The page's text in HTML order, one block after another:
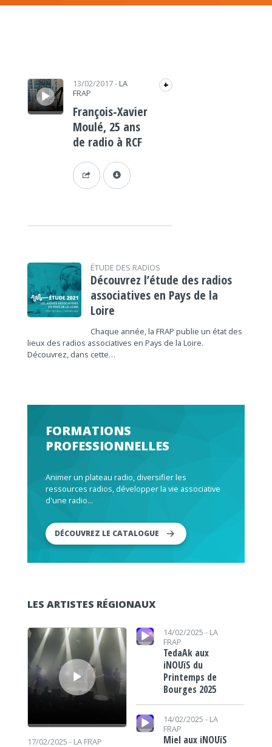
Lecteur audio 13/02/2017- LA
FRAP
+
François-Xavier
Moulé, 25 ans
de radio à RCF
ÉTUDE DES RADIOS
Découvrez l’étude des radios
associatives en Pays de la
Loire
Chaque année, la FRAP publie un état des
lieux des radios associatives en Pays de la Loire.
Découvrez, dans cette…
FORMATIONS
PROFESSIONNELLES
Animer un plateau radio, diversifier les
ressources radios, développer la vie associative
d'une radio...
DÉCOUVREZ LE CATALOGUE
LES ARTISTES RÉGIONAUX
Lecteur audio
17/02/2025 - LA FRAP
Lecteur audio 14/02/2025 - LA
FRAP
TedaAk aux
iNOUïS du
Printemps de
Bourges 2025
Lecteur audio
14/02/2025 - LA
FRAP
Miel aux iNOUïS